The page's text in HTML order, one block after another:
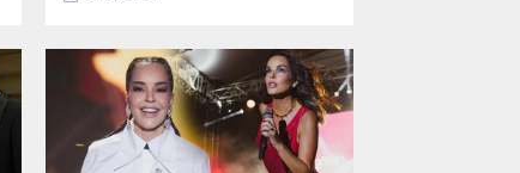
büyük değişimle de gündemden
sonrasında 70 kilo birden veren ünlü
şarkıcının son hali sosyal medyayı
salladı.